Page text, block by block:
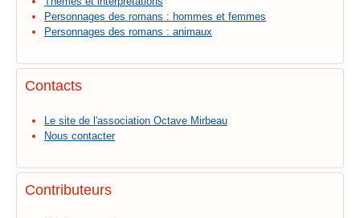
Personnages des romans : hommes et femmes
Personnages des romans : animaux
Contacts
Le site de l'association Octave Mirbeau
Nous contacter
Contributeurs